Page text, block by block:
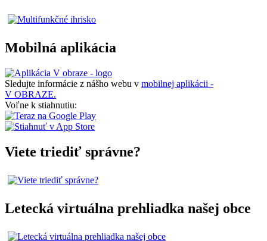
Mobilná aplikácia
Sledujte informácie z nášho webu v mobilnej aplikácii -
V OBRAZE.
Voľne k stiahnutiu:
Viete triediť správne?
Letecká virtuálna prehliadka našej obce